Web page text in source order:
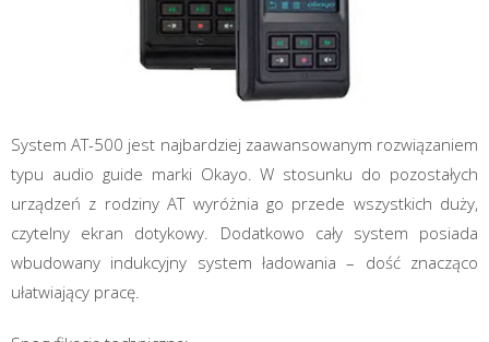
System AT-500 jest najbardziej zaawansowanym rozwiązaniem
typu audio guide marki Okayo. W stosunku do pozostałych
urządzeń z rodziny AT wyróżnia go przede wszystkich duży,
czytelny ekran dotykowy. Dodatkowo cały system posiada
wbudowany indukcyjny system ładowania – dość znacząco
ułatwiający pracę.